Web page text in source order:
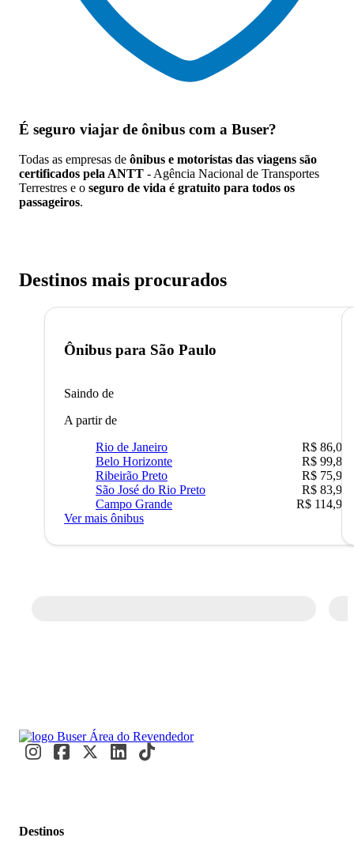
É seguro viajar de ônibus com a Buser?
Todas as empresas de ônibus e motoristas das viagens são
certificados pela ANTT - Agência Nacional de Transportes
Terrestres e o seguro de vida é gratuito para todos os
passageiros.
Destinos mais procurados
Ônibus para São Paulo
Saindo de
A partir de
Rio de Janeiro
R$ 86,00
Belo Horizonte
R$ 99,89
Ribeirão Preto
R$ 75,90
São José do Rio Preto
R$ 83,90
Campo Grande
R$ 114,90
Ver mais ônibus
Destinos